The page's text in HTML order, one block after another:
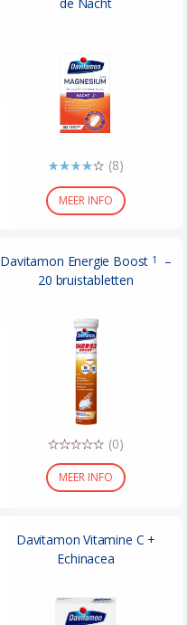
MEER INFO
(8)
Davitamon Energie Boost 1
–
20 bruistabletten
MEER INFO
(0)
Davitamon Vitamine C +
Echinacea